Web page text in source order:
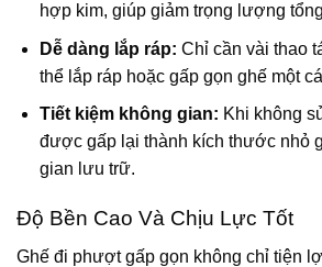
hợp kim, giúp giảm trọng lượng
Dễ dàng lắp ráp: Chỉ cần vài thao
thể lắp ráp hoặc gấp gọn ghế một
Tiết kiệm không gian: Khi không
được gấp lại thành kích thước nhỏ
gian lưu trữ.
Độ Bền Cao Và Chịu Lực Tốt
Ghế đi phượt gấp gọn không chỉ tiện